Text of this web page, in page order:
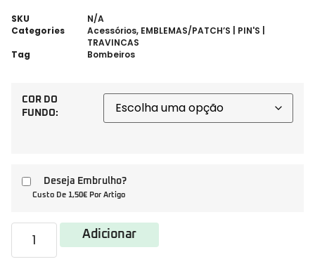
SKU
N/A
Categories
Acessórios, EMBLEMAS/PATCH’S | PIN'S |
TRAVINCAS
Tag
Bombeiros
COR DO
FUNDO:
Deseja Embrulho?
Custo De 1,50€ Por Artigo
Adicionar